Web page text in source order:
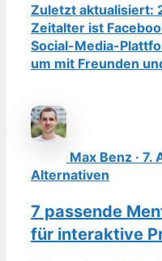
Zuletzt aktualisiert:
Zeitalter ist
Social-Media-
um mit Freunden
Max Benz · 7.
Alternativen
7 passende
für interaktive